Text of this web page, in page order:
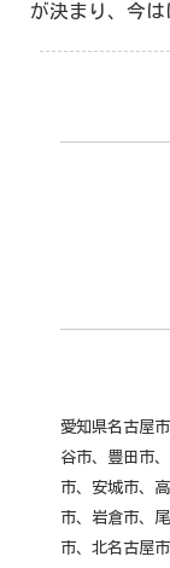
が決まり、今は
愛知県名古屋
谷市、豊田市
市、安城市、
市、 岩倉市、
市、北名古屋